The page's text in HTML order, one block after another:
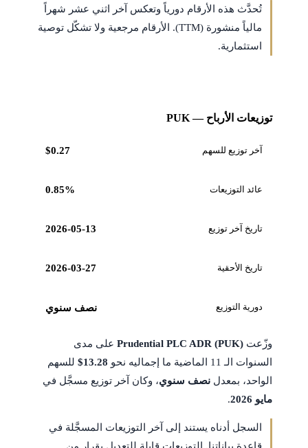
تُحدَّث هذه الأرقام دورياً وتعكس آخر اثني عشر شهراً
مالياً منشورة (TTM). الأرقام مرجعية ولا تشكّل توصية
استثمارية.
توزيعات الأرباح — PUK
آخر توزيع للسهم $0.27
عائد التوزيعات 0.85%
تاريخ آخر توزيع 2026-05-13
تاريخ الأحقية 2026-03-27
دورية التوزيع نصف سنوي
وزّعت Prudential PLC ADR (PUK)على مدى
السنوات الـ 11 الماضية ما إجماليه نحو
$13.28للسهم
الواحد، بمعدل نصف سنوي، وكان آخر توزيع مسجَّل في
مايو 2026
.
السجل أدناه يستند إلى آخر التوزيعات المسجَّلة في